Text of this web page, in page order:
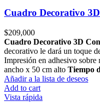
Cuadro Decorativo
$209,000
Cuadro Decorativo 3D
decorativo le dará un toque
Impresión en adhesivo
ancho x 50 cm alto Tiempo
Añadir a la lista de deseos
Add to cart
Vista rápida